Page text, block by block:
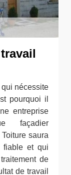
qui nécessite
pourquoi il
entreprise
façadier
saura
fiable et qui
de
de travail